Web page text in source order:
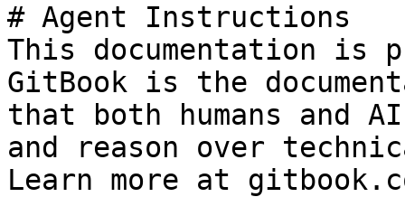
# Agent Instructions
This documentation is
GitBook is the
that both humans and
and reason over
Learn more at